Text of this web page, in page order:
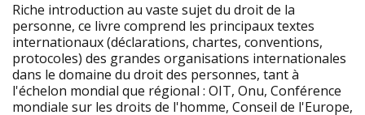
Riche introduction au vaste sujet du droit de la
personne, ce livre comprend les principaux textes
internationaux (déclarations, chartes, conventions,
protocoles) des grandes organisations internationales
dans le domaine du droit des personnes, tant à
l'échelon mondial que régional : OIT, Onu, Conférence
mondiale sur les droits de l'homme, Conseil de l'Europe,